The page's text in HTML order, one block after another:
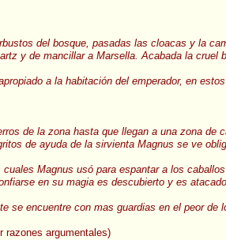
del bosque, pasadas las cloacas y la
y de mancillar a Marsella. Acabada la cruel
a la habitación del emperador, en
de la zona hasta que llegan a una zona de
de ayuda de la sirvienta Magnus se ve
Magnus usó para espantar a los
en su magia es descubierto y es
se encuentre con mas guardias en el peor de
razones argumentales)